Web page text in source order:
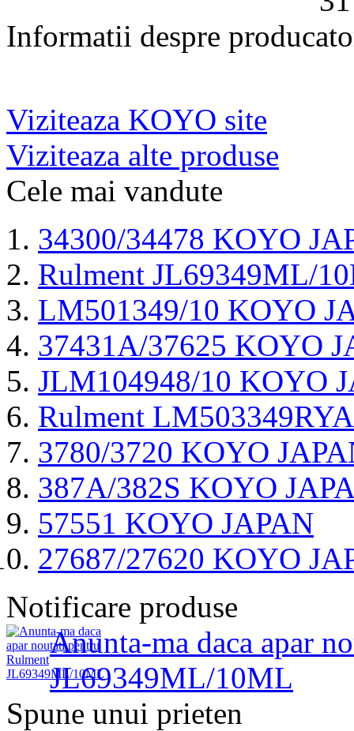
Informatii despre
Viziteaza KOYO site
Viziteaza alte produse
Cele mai vandute
34300/34478 KOYO
Rulment JL69349ML/
LM501349/10 KOYO
37431A/37625 KOYO
JLM104948/10 KOYO
Rulment
3780/3720 KOYO
387A/382S KOYO
57551 KOYO JAPAN
27687/27620 KOYO
Notificare produse
Anunta-ma daca apar
JL69349ML/10ML
Spune unui prieten